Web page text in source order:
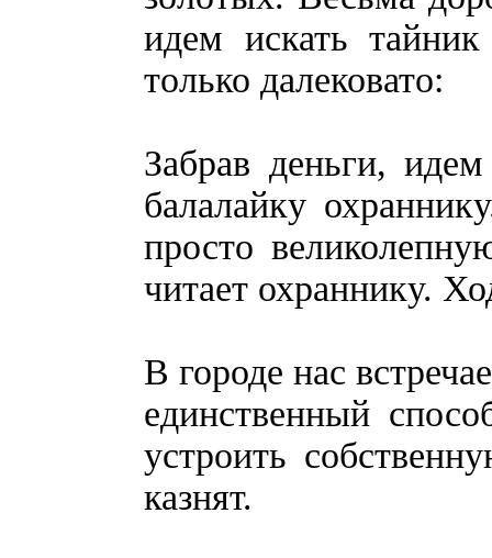
идем искать
только далековато:
Забрав деньги,
балалайку
просто
читает охраннику.
В городе нас
единственный
устроить
казнят.